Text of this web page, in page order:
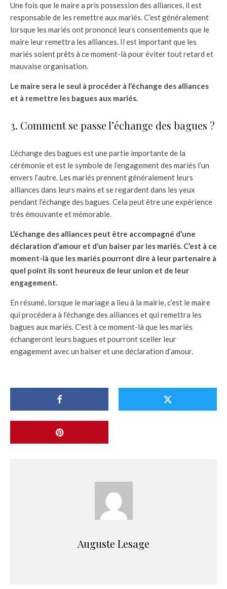
Une fois que le maire a pris possession des alliances, il est
responsable de les remettre aux mariés. C’est généralement
lorsque les mariés ont prononcé leurs consentements que le
maire leur remettra les alliances. Il est important que les
mariés soient prêts à ce moment-là pour éviter tout retard et
mauvaise organisation.
Le maire sera le seul à procéder à l’échange des alliances
et à remettre les bagues aux mariés.
3. Comment se passe l’échange des bagues ?
L’échange des bagues est une partie importante de la
cérémonie et est le symbole de l’engagement des mariés l’un
envers l’autre. Les mariés prennent généralement leurs
alliances dans leurs mains et se regardent dans les yeux
pendant l’échange des bagues. Cela peut être une expérience
très émouvante et mémorable.
L’échange des alliances peut être accompagné d’une
déclaration d’amour et d’un baiser par les mariés. C’est à ce
moment-là que les mariés pourront dire à leur partenaire à
quel point ils sont heureux de leur union et de leur
engagement.
En résumé, lorsque le mariage a lieu à la mairie, c’est le maire
qui procédera à l’échange des alliances et qui remettra les
bagues aux mariés. C’est à ce moment-là que les mariés
échangeront leurs bagues et pourront sceller leur
engagement avec un baiser et une déclaration d’amour.
Auguste Lesage